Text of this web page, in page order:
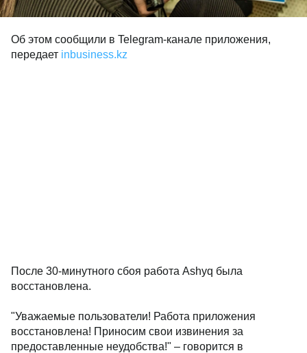
Об этом сообщили в Telegram-канале приложения,
передает inbusiness.kz
После 30-минутного сбоя работа Ashyq была
восстановлена.
"Уважаемые пользователи! Работа приложения
восстановлена! Приносим свои извинения за
предоставленные неудобства!" – говорится в